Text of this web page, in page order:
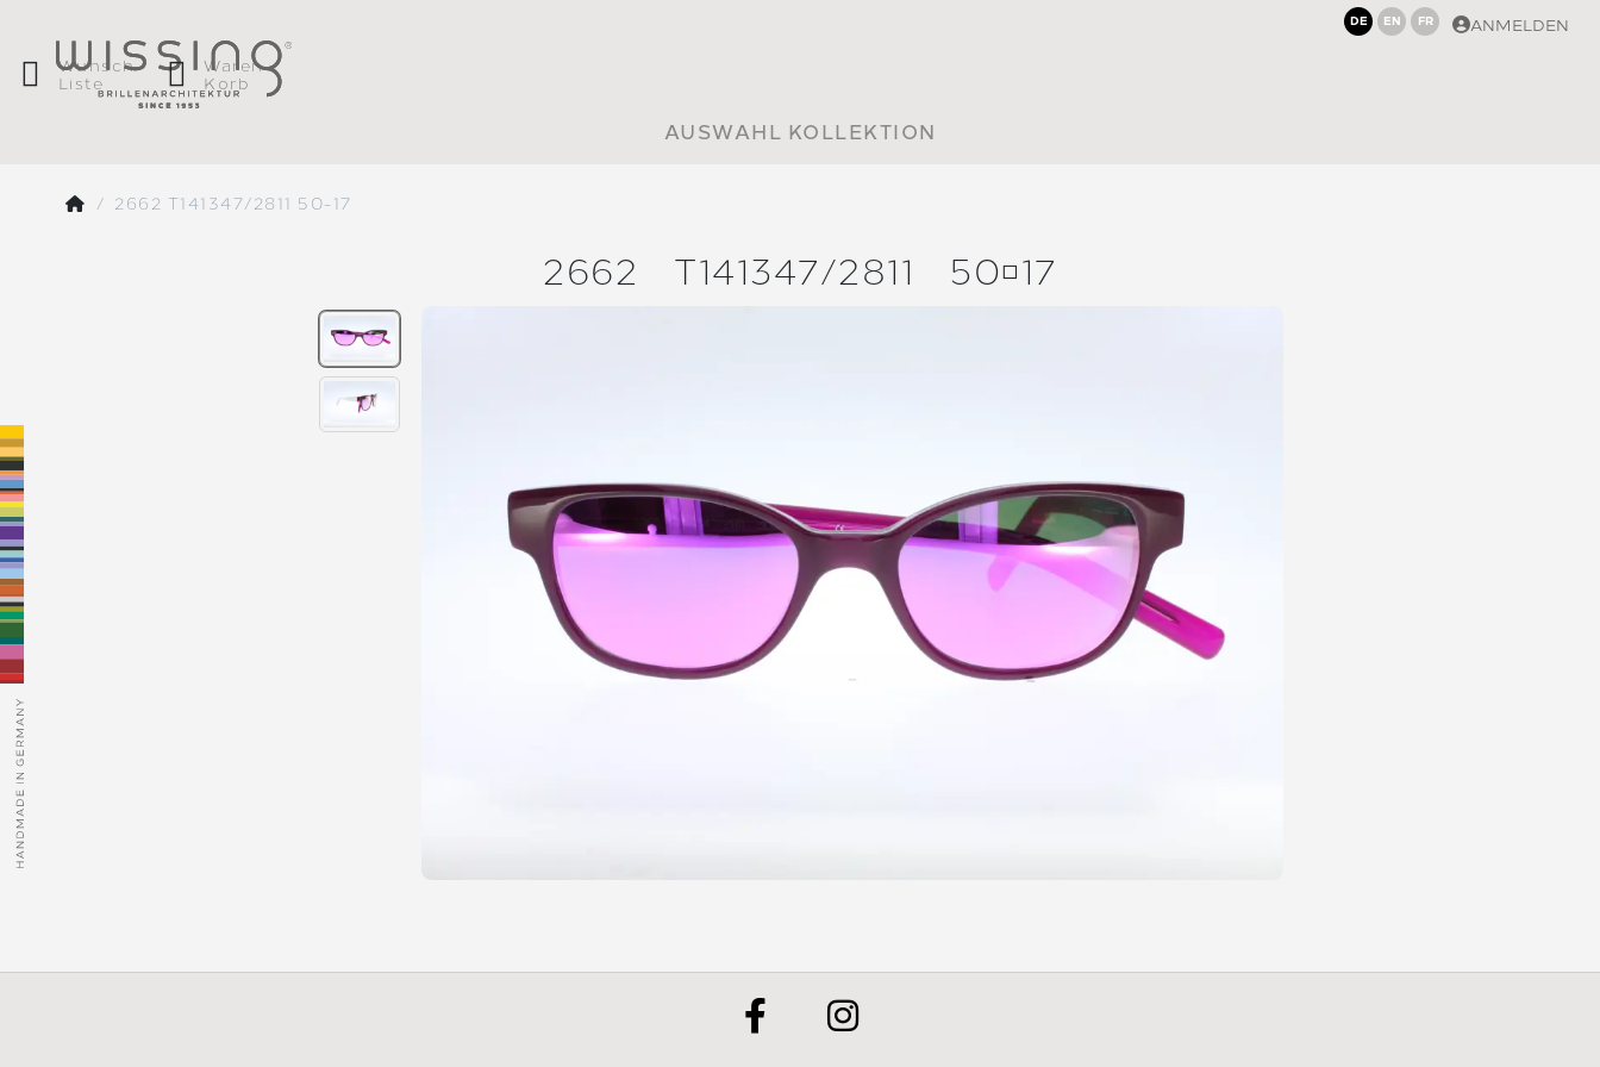
DE EN FR ANMELDEN
Wunsch
Liste
Waren
Korb
AUSWAHL KOLLEKTION
2662 T141347/2811 50-17
2662 T141347/2811 5017